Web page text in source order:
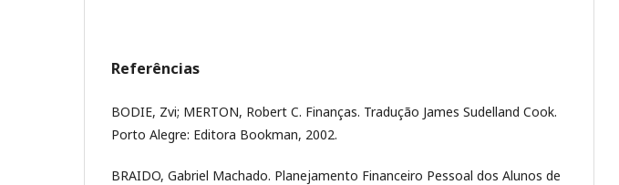
Referências
BODIE, Zvi; MERTON, Robert C. Finanças. Tradução James Sudelland Cook.
Porto Alegre: Editora Bookman, 2002.
BRAIDO, Gabriel Machado. Planejamento Financeiro Pessoal dos Alunos de